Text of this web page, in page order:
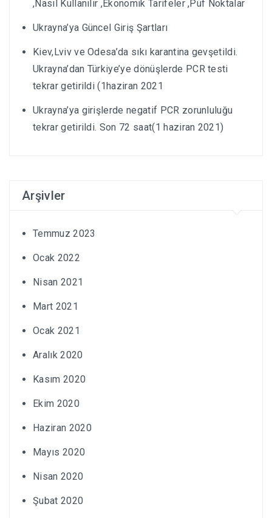
,Nasıl Kullanılır ,Ekonomik Tarifeler ,Püf Noktalar
Ukrayna’ya Güncel Giriş Şartları
Kiev,Lviv ve Odesa’da sıkı karantina gevşetildi.
Ukrayna’dan Türkiye’ye dönüşlerde PCR testi
tekrar getirildi (1haziran 2021
Ukrayna’ya girişlerde negatif PCR zorunluluğu
tekrar getirildi. Son 72 saat(1 haziran 2021)
Arşivler
Temmuz 2023
Ocak 2022
Nisan 2021
Mart 2021
Ocak 2021
Aralık 2020
Kasım 2020
Ekim 2020
Haziran 2020
Mayıs 2020
Nisan 2020
Şubat 2020